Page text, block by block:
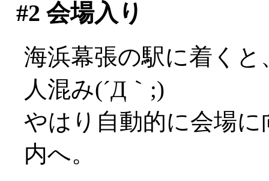
#2 会場入り
海浜幕張の駅に着く
人混み(´Д｀;)
やはり自動的に会場
内へ。